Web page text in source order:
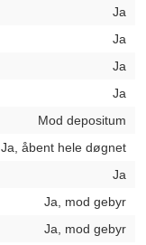
Ja
Ja
Ja
Ja
Mod depositum
Ja, åbent hele døgnet
Ja
Ja, mod gebyr
Ja, mod gebyr